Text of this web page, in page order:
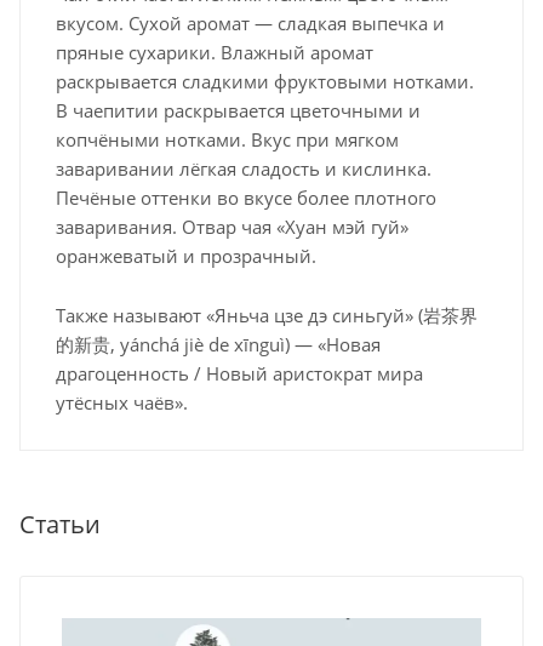
вкусом. Сухой аромат — сладкая выпечка и
пряные сухарики. Влажный аромат
раскрывается сладкими фруктовыми нотками.
В чаепитии раскрывается цветочными и
копчёными нотками. Вкус при мягком
заваривании лёгкая сладость и кислинка.
Печёные оттенки во вкусе более плотного
заваривания. Отвар чая «Хуан мэй гуй»
оранжеватый и прозрачный.
Также называют «Яньча цзе дэ синьгуй» (岩茶界
的新贵, yánchá jiè de xīnguì) — «Новая
драгоценность / Новый аристократ мира
утёсных чаёв».
Статьи